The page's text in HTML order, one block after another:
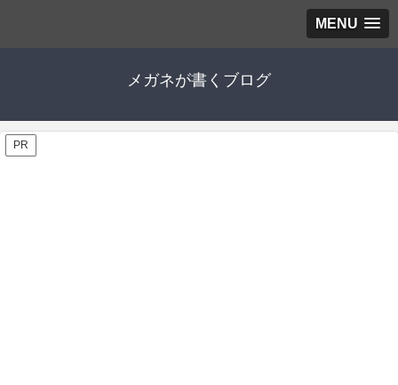
MENU
メガネが書くブログ
PR